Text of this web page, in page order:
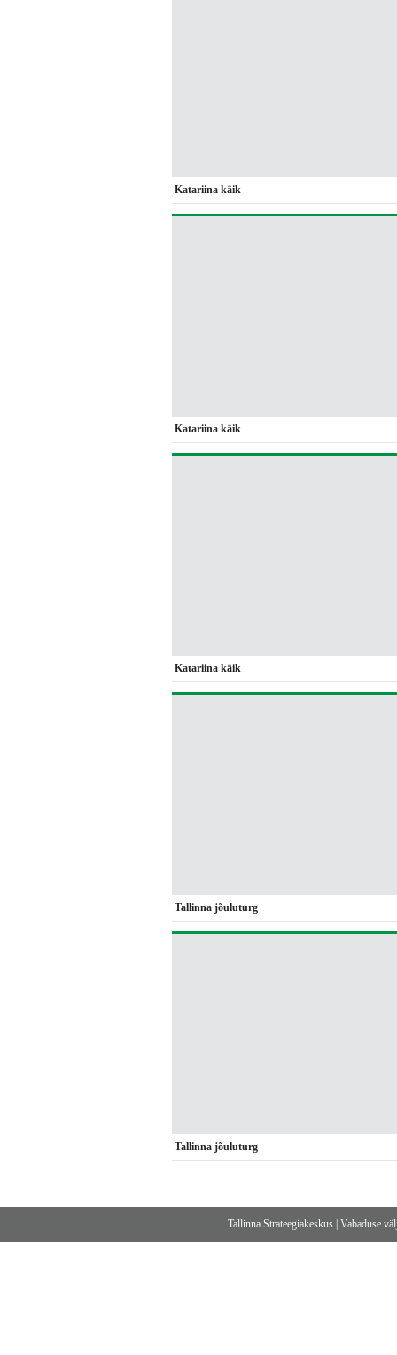
Katariina käik
Katariina käik
Katariina käik
Tallinna jõuluturg
Tallinna jõuluturg
Tallinna Strateegiakeskus |Vabaduse